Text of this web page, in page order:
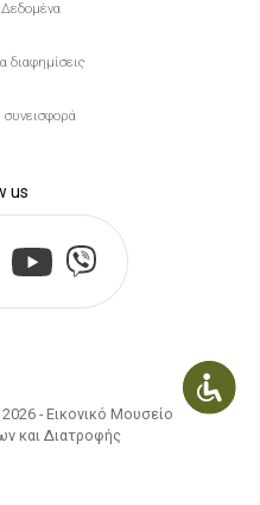
διαφημίσεις
us
- Εικονικό Μουσείο
και Διατροφής